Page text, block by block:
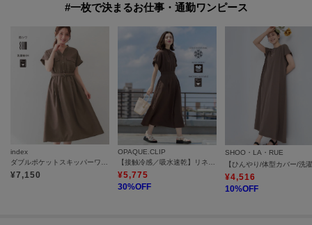
#一枚で決まるお仕事・通勤ワンピース
index
¥7,150
OPAQUE.CLIP
¥5,775
30%OFF
SHOO・LA・RUE
¥4,516
10%OFF